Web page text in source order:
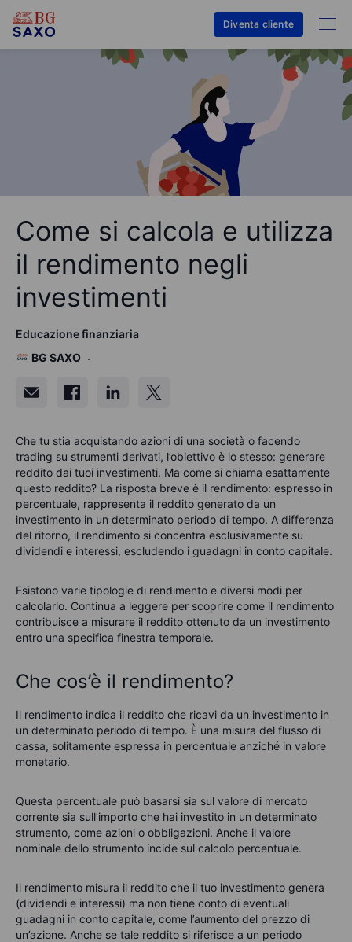
Diventa cliente
Come si calcola e utilizza
il rendimento negli
investimenti
Educazione finanziaria
BG SAXO
Che tu stia acquistando azioni di una società o facendo
trading su strumenti derivati, l’obiettivo è lo stesso: generare
reddito dai tuoi investimenti. Ma come si chiama esattamente
questo reddito? La risposta breve è il rendimento: espresso in
percentuale, rappresenta il reddito generato da un
investimento in un determinato periodo di tempo. A differenza
del ritorno, il rendimento si concentra esclusivamente su
dividendi e interessi, escludendo i guadagni in conto capitale.
Esistono varie tipologie di rendimento e diversi modi per
calcolarlo. Continua a leggere per scoprire come il rendimento
contribuisce a misurare il reddito ottenuto da un investimento
entro una specifica finestra temporale.
Che cos’è il rendimento?
Il rendimento indica il reddito che ricavi da un investimento in
un determinato periodo di tempo. È una misura del flusso di
cassa, solitamente espressa in percentuale anziché in valore
monetario.
Questa percentuale può basarsi sia sul valore di mercato
corrente sia sull’importo che hai investito in un determinato
strumento, come azioni o obbligazioni. Anche il valore
nominale dello strumento incide sul calcolo percentuale.
Il rendimento misura il reddito che il tuo investimento genera
(dividendi e interessi) ma non tiene conto di eventuali
guadagni in conto capitale, come l’aumento del prezzo di
un’azione. Anche se tale reddito si riferisce a un periodo